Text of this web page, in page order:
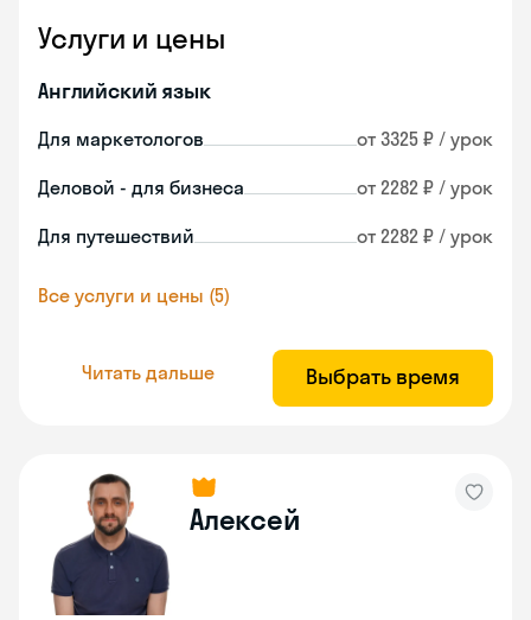
Услуги и цены
Английский язык
Для маркетологов от 3325 ₽ / урок
Деловой - для бизнеса от 2282 ₽ / урок
Для путешествий от 2282 ₽ / урок
Все услуги и цены (5)
Читать дальше Выбрать время
Алексей